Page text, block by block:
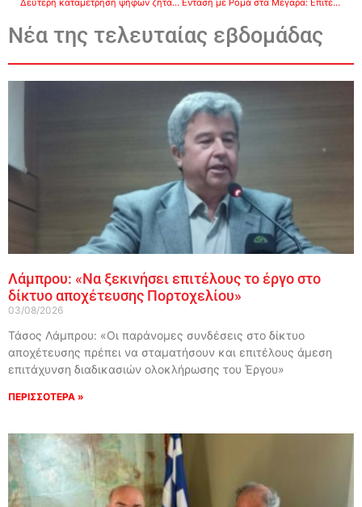
Δεύτερη καταμέτρηση ψήφων ζητά ο Γιάννης Μαργέτας !!! Ένταση με Ρομά στα Μέγαρα: Επιτέθηκαν σε λεωφορείο με πολίτες που επέστρεφαν από το Ναύπλιο
Νέα της τελευταίας εβδομάδας
Λάμπρου: «Να ξεκινήσει επιτέλους το έργο στο
δίκτυο αποχέτευσης Πορτοχελίου»
03/08/2026
Τάσος Λάμπρου: «Οι παράνομες συνδέσεις στο δίκτυο
αποχέτευσης πρέπει να σταματήσουν και επιτέλους άμεση
επιτάχυνση διαδικασιών ολοκλήρωσης του Έργου»
ΠΕΡΙΣΣΟΤΕΡΑ »